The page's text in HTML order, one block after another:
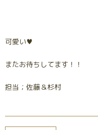
可愛い♥
またお待ちしてます！！
担当；佐藤＆杉村